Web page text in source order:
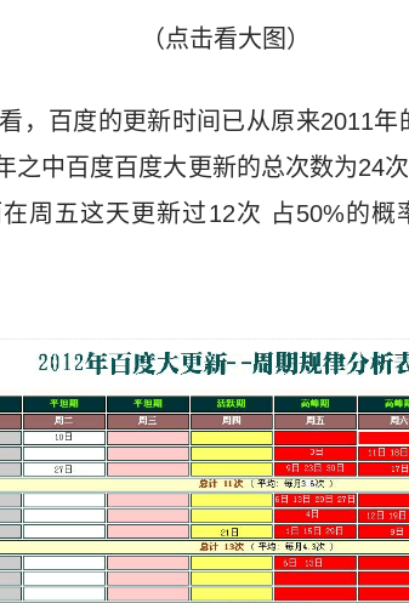
（点击看大图）
，百度的更新时间已从原来2011
之中百度百度大更新的总次数为24
周五这天更新过12次 占50%的概